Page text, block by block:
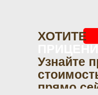
ХОТИТЕ
Узнайте
прямо